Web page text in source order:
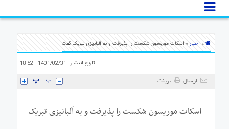
رویداد
» اخبار» اسکات موریسون شکست را پذیرفت و به آلبانیزی تبریک گفت
تاریخ انتشار : 1401/02/31 - 18:52
ارسال پرینت
اسکات موریسون شکست را پذیرفت و به آلبانیزی تبریک